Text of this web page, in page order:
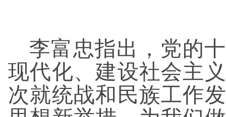
李富忠指出，党的
现代化、建设社会主
次就统战和民族工作